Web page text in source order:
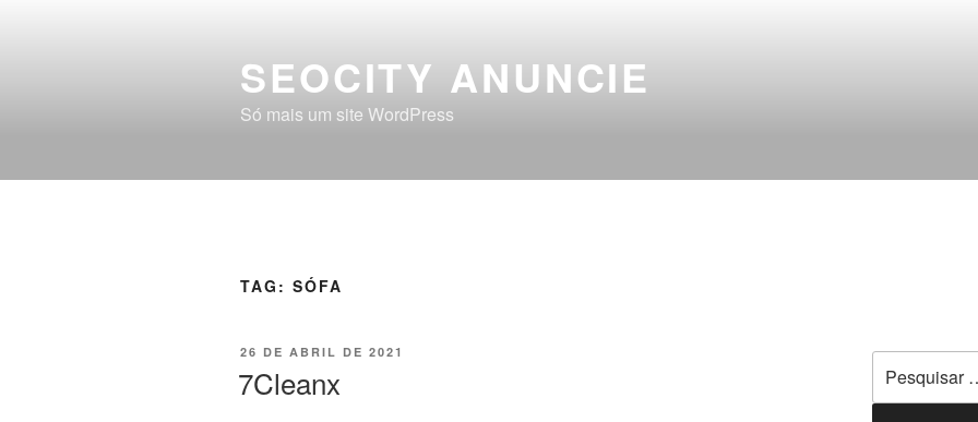
SEOCITY ANUNCIE
Só mais um site WordPress
TAG: SÓFA
26 DE ABRIL DE 2021
7Cleanx